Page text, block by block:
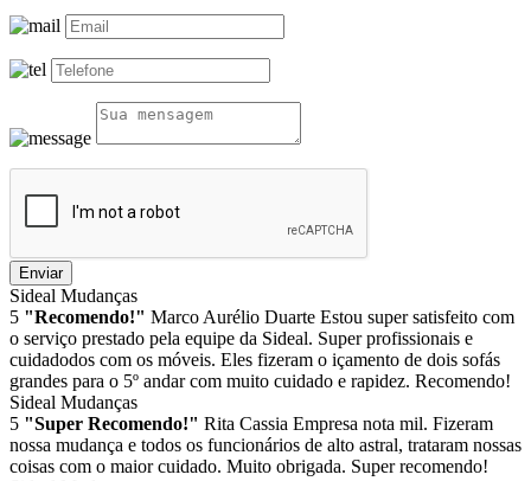
Enviar
Sideal Mudanças
5 "Recomendo!" Marco Aurélio Duarte Estou super satisfeito com
o serviço prestado pela equipe da Sideal. Super profissionais e
cuidadodos com os móveis. Eles fizeram o içamento de dois sofás
grandes para o 5º andar com muito cuidado e rapidez. Recomendo!
Sideal Mudanças
5 "Super Recomendo!" Rita Cassia Empresa nota mil. Fizeram
nossa mudança e todos os funcionários de alto astral, trataram nossas
coisas com o maior cuidado. Muito obrigada. Super recomendo!